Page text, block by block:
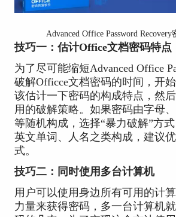
Advanced Office Password
技巧一：估计Office文档密码特点
为了尽可能缩短Advanced Office
破解Officce文档密码的时间，开
该估计一下密码的构成特点，然
用的破解策略。如果密码由字母
等随机构成，选择“暴力破解”方
英文单词、人名之类构成，建议
式。
技巧二：同时使用多台计算机
用户可以使用身边所有可用的计
力量来获得密码，多一台计算机